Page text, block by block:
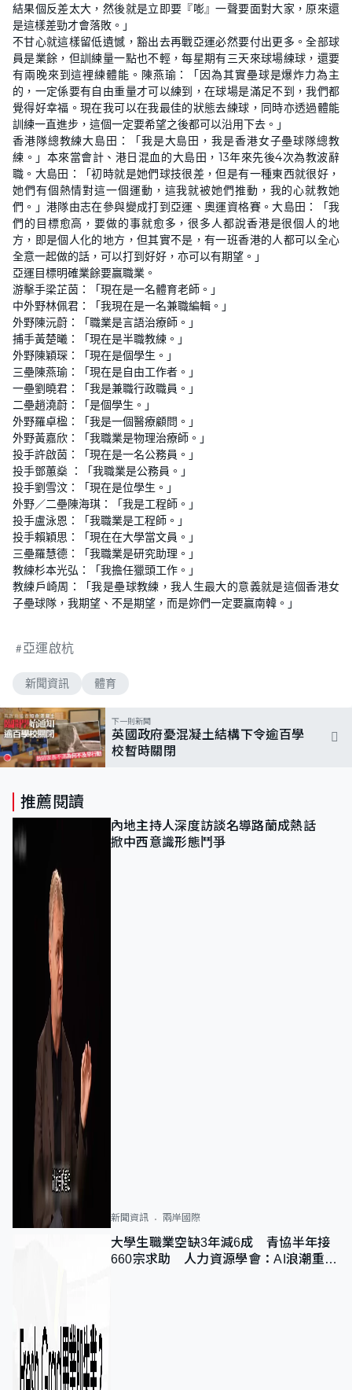
結果個反差太大，然後就是立即要『嘭』一聲要面對大家，原來還
是這樣差勁才會落敗。」
不甘心就這樣留低遺憾，豁出去再戰亞運必然要付出更多。全部球
員是業餘，但訓練量一點也不輕，每星期有三天來球場練球，還要
有兩晚來到這裡練體能。陳燕瑜：「因為其實壘球是爆炸力為主
的，一定係要有自由重量才可以練到，在球場是滿足不到，我們都
覺得好幸福。現在我可以在我最佳的狀態去練球，同時亦透過體能
訓練一直進步，這個一定要希望之後都可以沿用下去。」
香港隊總教練大島田：「我是大島田，我是香港女子壘球隊總教
練。」本來當會計、港日混血的大島田，13年來先後4次為教波辭
職。大島田：「初時就是她們球技很差，但是有一種東西就很好，
她們有個熱情對這一個運動，這我就被她們推動，我的心就教她
們。」港隊由志在參與變成打到亞運、奧運資格賽。大島田：「我
們的目標愈高，要做的事就愈多，很多人都說香港是很個人的地
方，即是個人化的地方，但其實不是，有一班香港的人都可以全心
全意一起做的話，可以打到好好，亦可以有期望。」
亞運目標明確業餘要贏職業。
游擊手梁芷茵：「現在是一名體育老師。」
中外野林佩君：「我現在是一名兼職編輯。」
外野陳沅蔚：「職業是言語治療師。」
捕手黃楚曦：「現在是半職教練。」
外野陳穎琛：「現在是個學生。」
三壘陳燕瑜：「現在是自由工作者。」
一壘劉曉君：「我是兼職行政職員。」
二壘趙澆蔚：「是個學生。」
外野羅卓楹：「我是一個醫療顧問。」
外野黃嘉欣：「我職業是物理治療師。」
投手許啟茵：「現在是一名公務員。」
投手鄧蕙燊 ：「我職業是公務員。」
投手劉雪汶：「現在是位學生。」
外野／二壘陳海琪：「我是工程師。」
投手盧泳恩：「我職業是工程師。」
投手賴穎思：「現在在大學當文員。」
三壘羅慧德：「我職業是研究助理。」
教練杉本光弘：「我擔任獵頭工作。」
教練戶崎周：「我是壘球教練，我人生最大的意義就是這個香港女
子壘球隊，我期望、不是期望，而是妳們一定要贏南韓。」
亞運啟杭
新聞資訊 體育
下一則新聞
英國政府憂混凝土結構下令逾百學
校暫時關閉
推薦閱讀
內地主持人深度訪談名導路蘭成熱話
掀中西意識形態鬥爭
新聞資訊 兩岸國際
大學生職業空缺3年減6成 青協半年接
660宗求助 人力資源學會：AI浪潮重整